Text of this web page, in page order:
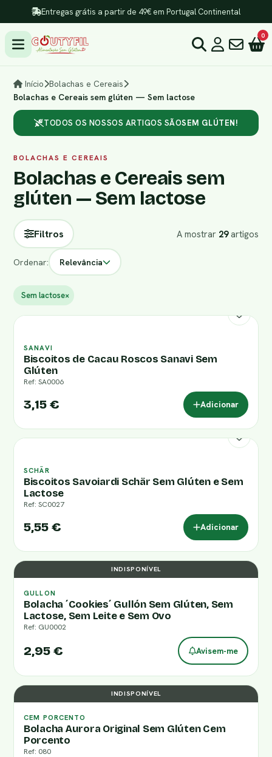
Entregas grátis a partir de 49€ em Portugal Continental
0
Início Bolachas e Cereais
Bolachas e Cereais sem glúten — Sem lactose
TODOS OS NOSSOS ARTIGOS SÃOSEM GLÚTEN!
BOLACHAS E CEREAIS
Bolachas e Cereais sem
glúten — Sem lactose
Filtros A mostrar 29artigos
Ordenar: Relevância
Sem lactose×
SANAVI
Biscoitos de Cacau Roscos Sanavi Sem
Glúten
Ref: SA0006
3,15 € Adicionar
SCHÄR
Biscoitos Savoiardi Schär Sem Glúten e Sem
Lactose
Ref: SC0027
5,55 € Adicionar
INDISPONÍVEL
GULLON
Bolacha ´Cookies´ Gullón Sem Glúten, Sem
Lactose, Sem Leite e Sem Ovo
Ref: GU0002
2,95 € Avisem-me
INDISPONÍVEL
CEM PORCENTO
Bolacha Aurora Original Sem Glúten Cem
Porcento
Ref: 080